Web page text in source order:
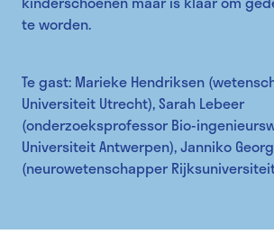
te worden.
Te gast: Marieke Hendriksen
Universiteit Utrecht), Sarah Lebeer
(onderzoeksprofessor Bio-
Universiteit Antwerpen), Janniko
(neurowetenschapper